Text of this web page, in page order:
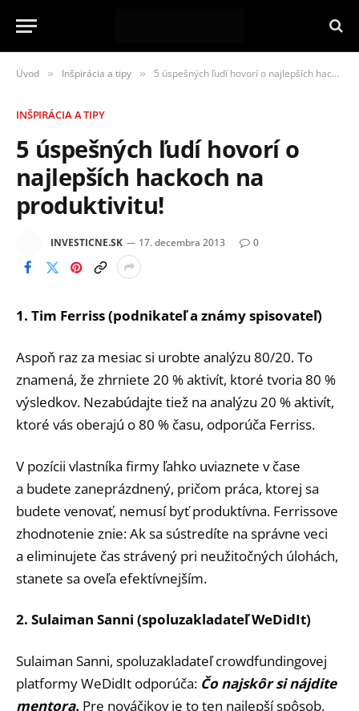
Úvod » Inšpirácia a tipy » 5 úspešných ľudí hovorí o najlepších hackoch na produktivitu!
INŠPIRÁCIA A TIPY
5 úspešných ľudí hovorí o
najlepších hackoch na
produktivitu!
INVESTICNE.SK 17. decembra 2013 0
1. Tim Ferriss (podnikateľ a známy spisovateľ)
Aspoň raz za mesiac si urobte analýzu 80/20. To
znamená, že zhrniete 20 % aktivít, ktoré tvoria 80 %
výsledkov. Nezabúdajte tiež na analýzu 20 % aktivít,
ktoré vás oberajú o 80 % času, odporúča Ferriss.
V pozícii vlastníka firmy ľahko uviaznete v čase
a budete zaneprázdnený, pričom práca, ktorej sa
budete venovať, nemusí byť produktívna. Ferrissove
zhodnotenie znie: Ak sa sústredíte na správne veci
a eliminujete čas strávený pri neužitočných úlohách,
stanete sa oveľa efektívnejším.
2. Sulaiman Sanni (spoluzakladateľ WeDidIt)
Sulaiman Sanni, spoluzakladateľ crowdfundingovej
platformy WeDidIt odporúča: Čo najskôr si nájdite
mentora. Pre nováčikov je to ten najlepší spôsob,